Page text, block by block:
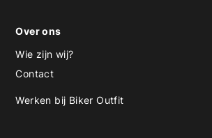
Over ons
Wie zijn wij?
Contact
Werken bij Biker Outfit